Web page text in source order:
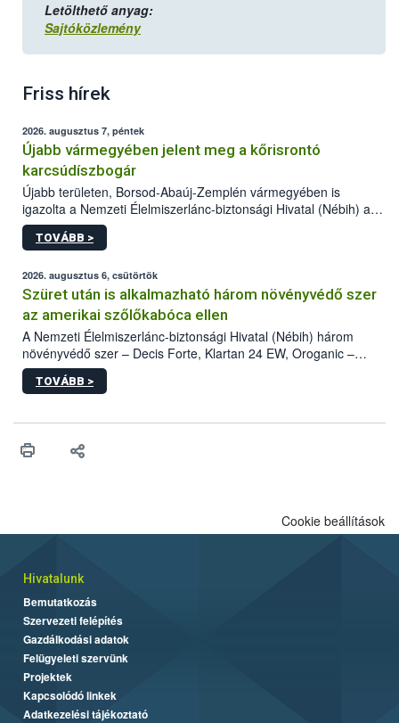
Letölthető anyag:
Sajtóközlemény
Friss hírek
2026. augusztus 7, péntek
Újabb vármegyében jelent meg a kőrisrontó
karcsúdíszbogár
Újabb területen, Borsod-Abaúj-Zemplén vármegyében is
igazolta a Nemzeti Élelmiszerlánc-biztonsági Hivatal (Nébih) a
kőrisrontó karcsúdíszbogár (Agrilus planipennis) jelenlétét. A
kártevőt nem csak színcsapdában találták meg, de már fertőzött
az intenzív felderítést, emellett az intézkedéseket a szlovák
hatósággal is összehangolják a terjedés megállítása érdekében.
TOVÁBB >
2026. augusztus 6, csütörtök
Szüret után is alkalmazható három növényvédő szer
az amerikai szőlőkabóca ellen
A Nemzeti Élelmiszerlánc-biztonsági Hivatal (Nébih) három
növényvédő szer – Decis Forte, Klartan 24 EW, Oroganic –
engedélyokiratát módosította, így azok a szüretet követően,
egészen a vesszőérettség (BBCH 91) stádiumáig
érésű szőlőkben is legyen lehetőség a károsító elleni további
felhasználók számára is elérhető és ökológiai termesztésben is
TOVÁBB >
Cookie beállítások
Hivatalunk
Bemutatkozás
Szervezeti felépítés
Gazdálkodási adatok
Felügyeleti szervünk
Projektek
Kapcsolódó linkek
Adatkezelési tájékoztató